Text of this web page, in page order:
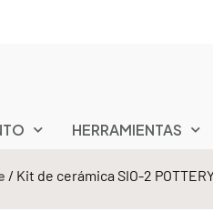
HERRAMIENTAS
/ Kit de cerámica SIO-2